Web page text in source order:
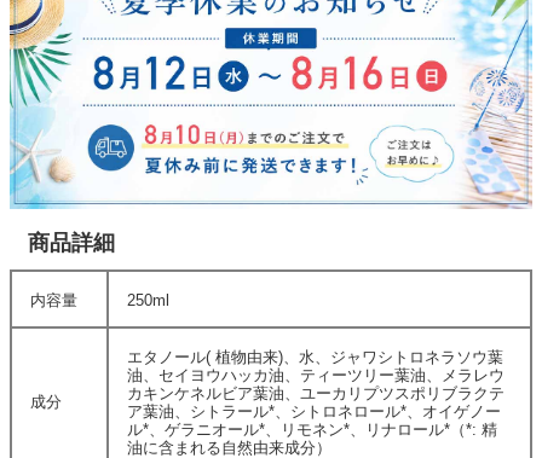
商品詳細
内容量 250ml
成分
エタノール( 植物由来)、水、ジャワシトロネラソウ葉
油、セイヨウハッカ油、ティーツリー葉油、メラレウ
カキンケネルビア葉油、ユーカリプツスポリブラクテ
ア葉油、シトラール*、シトロネロール*、オイゲノー
ル*、ゲラニオール*、リモネン*、リナロール*（*: 精
油に含まれる自然由来成分）